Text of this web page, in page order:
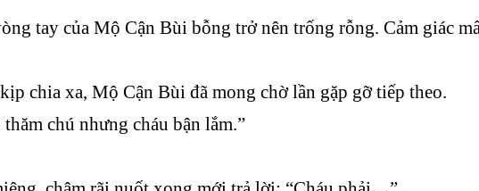
tay của Mộ Cận Bùi bỗng trở nên trống rỗng. Cảm giác
chia xa, Mộ Cận Bùi đã mong chờ lần gặp gỡ tiếp theo.
chú nhưng cháu bận lắm.”